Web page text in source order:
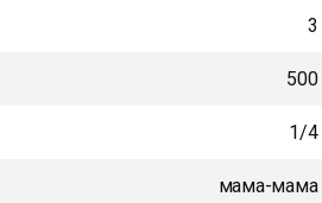
3
500
1/4
мама-мама